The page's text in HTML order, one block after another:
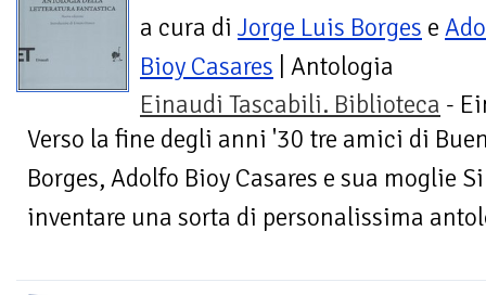
a cura di Jorge Luis Borges e
Bioy Casares | Antologia
Einaudi Tascabili. Biblioteca -
Verso la fine degli anni '30 tre amici di
Borges, Adolfo Bioy Casares e sua moglie
inventare una sorta di personalissima